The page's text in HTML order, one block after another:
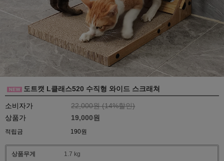
도트캣 L클래스520 수직형 와이드 스크래쳐
소비자가 22,000원 (14%할인)
상품가
19,000원
적립금 190원
상품무게
1.7 kg